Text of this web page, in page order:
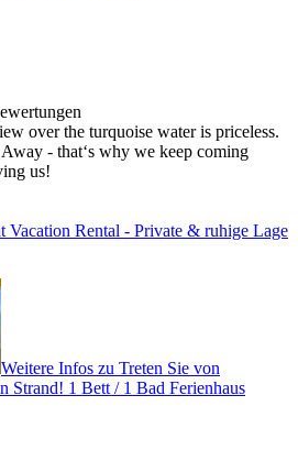
over the turquoise water is priceless.
- that‘s why we keep coming
us!
Vacation Rental - Private & ruhige Lage
Weitere Infos zu Treten Sie von
Strand! 1 Bett / 1 Bad Ferienhaus